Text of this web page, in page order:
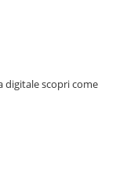
digitale scopri come